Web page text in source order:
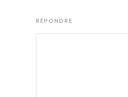
RÉPONDRE